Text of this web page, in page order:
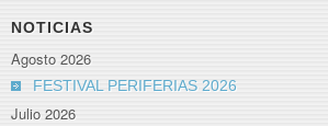
NOTICIAS
Agosto 2026
FESTIVAL PERIFERIAS 2026
Julio 2026